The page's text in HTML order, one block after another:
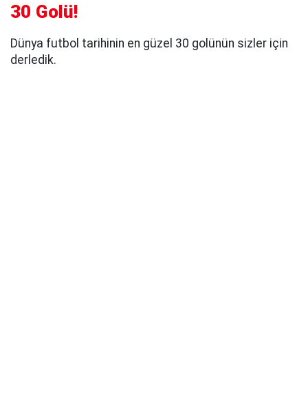
30 Golü!
Dünya futbol tarihinin en güzel 30 golünün sizler için
derledik.